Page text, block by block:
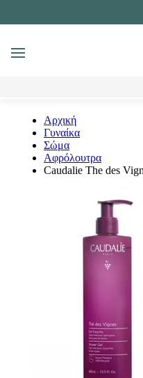
MENU
Αρχική
Γυναίκα
Σώμα
Αφρόλουτρα
Caudalie The des